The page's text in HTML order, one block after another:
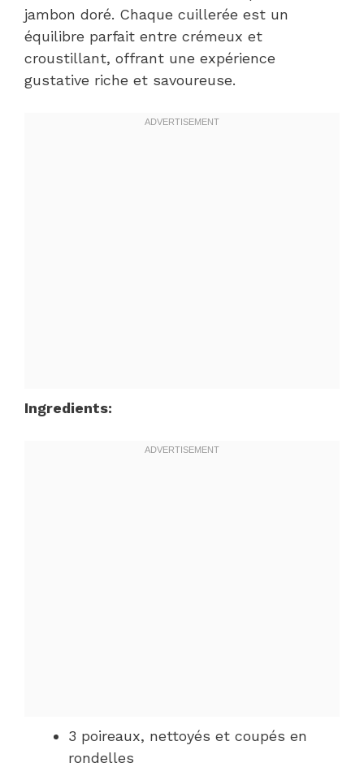
jambon doré. Chaque cuillerée est un
équilibre parfait entre crémeux et
croustillant, offrant une expérience
gustative riche et savoureuse.
Ingredients:
3 poireaux, nettoyés et coupés en
rondelles